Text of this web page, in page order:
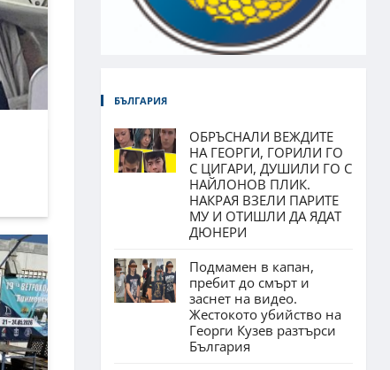
БЪЛГАРИЯ
ОБРЪСНАЛИ ВЕЖДИТЕ
НА ГЕОРГИ, ГОРИЛИ ГО
С ЦИГАРИ, ДУШИЛИ ГО С
НАЙЛОНОВ ПЛИК.
НАКРАЯ ВЗЕЛИ ПАРИТЕ
МУ И ОТИШЛИ ДА ЯДАТ
ДЮНЕРИ
Подмамен в капан,
пребит до смърт и
заснет на видео.
Жестокото убийство на
Георги Кузев разтърси
България